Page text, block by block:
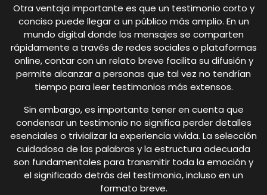
Otra ventaja importante es que un testimonio corto y
conciso puede llegar a un público más amplio. En un
mundo digital donde los mensajes se comparten
rápidamente a través de redes sociales o plataformas
online, contar con un relato breve facilita su difusión y
permite alcanzar a personas que tal vez no tendrían
tiempo para leer testimonios más extensos.
Sin embargo, es importante tener en cuenta que
condensar un testimonio no significa perder detalles
esenciales o trivializar la experiencia vivida. La selección
cuidadosa de las palabras y la estructura adecuada
son fundamentales para transmitir toda la emoción y
el significado detrás del testimonio, incluso en un
formato breve.